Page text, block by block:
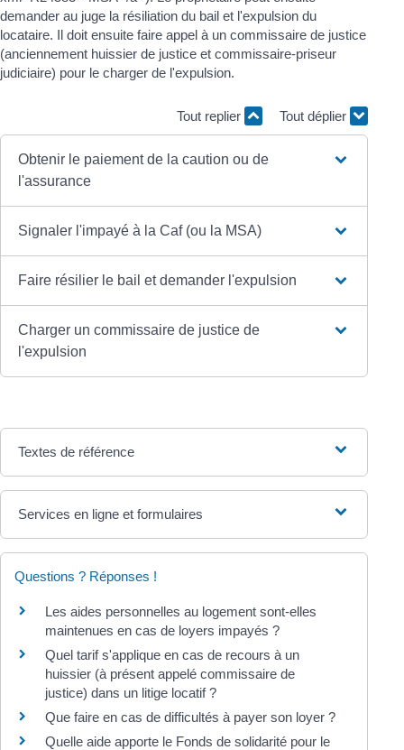
demander au juge la résiliation du bail et l'expulsion du
locataire. Il doit ensuite faire appel à un commissaire de justice
(anciennement huissier de justice et commissaire-priseur
judiciaire) pour le charger de l'expulsion.
Tout replier Tout déplier
Obtenir le paiement de la caution ou de
l'assurance
Signaler l'impayé à la Caf (ou la MSA)
Faire résilier le bail et demander l'expulsion
Charger un commissaire de justice de
l'expulsion
Textes de référence
Services en ligne et formulaires
Questions ? Réponses !
Les aides personnelles au logement sont-elles
maintenues en cas de loyers impayés ?
Quel tarif s'applique en cas de recours à un
huissier (à présent appelé commissaire de
justice) dans un litige locatif ?
Que faire en cas de difficultés à payer son loyer ?
Quelle aide apporte le Fonds de solidarité pour le